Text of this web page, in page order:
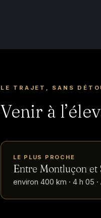
LE TRAJET, SANS
Venir à
LE PLUS PROCHE
Entre Montluçon
environ 400 km · 4 h 05 ·